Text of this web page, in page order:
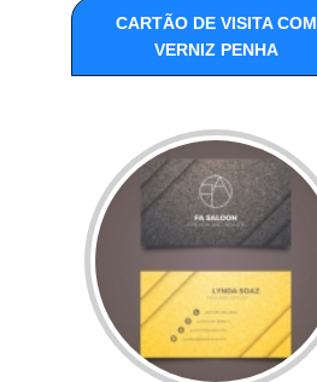
CARTÃO DE VISITA COM
VERNIZ PENHA